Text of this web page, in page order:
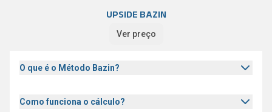
UPSIDE BAZIN
Ver preço
O que é o Método Bazin?
Como funciona o cálculo?